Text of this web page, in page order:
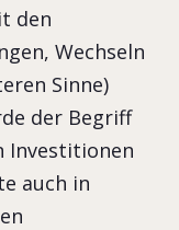
den
Wechseln
Sinne)
der Begriff
Investitionen
auch in